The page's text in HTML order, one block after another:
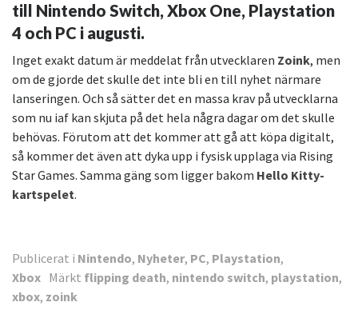
till Nintendo Switch, Xbox One, Playstation
4 och PC i augusti.
Inget exakt datum är meddelat från utvecklaren Zoink, men
om de gjorde det skulle det inte bli en till nyhet närmare
lanseringen. Och så sätter det en massa krav på utvecklarna
som nu iaf kan skjuta på det hela några dagar om det skulle
behövas. Förutom att det kommer att gå att köpa digitalt,
så kommer det även att dyka upp i fysisk upplaga via Rising
Star Games. Samma gäng som ligger bakom Hello Kitty-
kartspelet.
Publicerat i Nintendo, Nyheter, PC, Playstation,
Xbox Märkt flipping death, nintendo switch, playstation,
xbox, zoink